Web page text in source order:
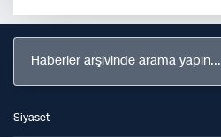
Haberler arşivinde arama yapın...
Siyaset